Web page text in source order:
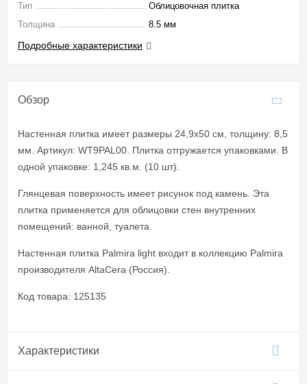
Тип
Облицовочная плитка
Толщина
8.5 мм
Подробные характеристики
Обзор
Настенная плитка имеет размеры 24,9x50 см, толщину: 8,5
мм. Артикул: WT9PAL00. Плитка отгружается упаковками. В
одной упаковке: 1,245 кв.м. (10 шт).
Глянцевая поверхность имеет рисунок под камень. Эта
плитка применяется для облицовки стен внутренних
помещений: ванной, туалета.
Настенная плитка Palmira light входит в коллекцию Palmira
производителя AltaCera (Россия).
Код товара: 125135
Характеристики